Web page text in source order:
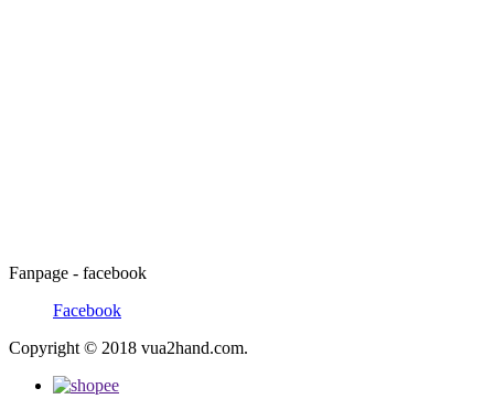
Fanpage - facebook
Facebook
Copyright © 2018 vua2hand.com.